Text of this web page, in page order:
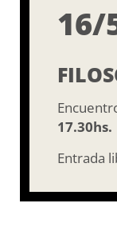
16/
17.30hs.
Entrada